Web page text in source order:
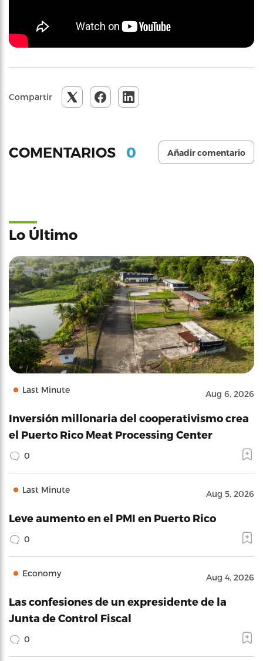
Compartir
COMENTARIOS 0 Añadir comentario
Lo Último
Last Minute Aug 6, 2026
Inversión millonaria del cooperativismo crea
el Puerto Rico Meat Processing Center
0
Last Minute Aug 5, 2026
Leve aumento en el PMI en Puerto Rico
0
Economy Aug 4, 2026
Las confesiones de un expresidente de la
Junta de Control Fiscal
0